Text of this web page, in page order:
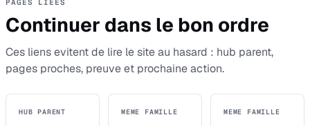
PAGES LIEES
Continuer dans le bon ordre
Ces liens evitent de lire le site au hasard : hub parent,
pages proches, preuve et prochaine action.
HUB PARENT MEME FAMILLE MEME FAMILLE